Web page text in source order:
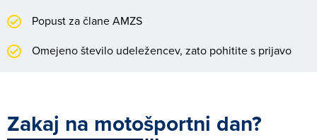
Popust za člane AMZS
Omejeno število udeležencev, zato pohitite s prijavo
Zakaj na motošportni dan?